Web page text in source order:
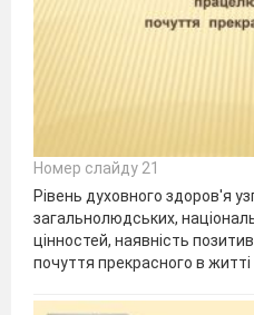
Номер слайду 21
Рівень духовного здоров'я
загальнолюдських,
цінностей, наявність
почуття прекрасного в житті